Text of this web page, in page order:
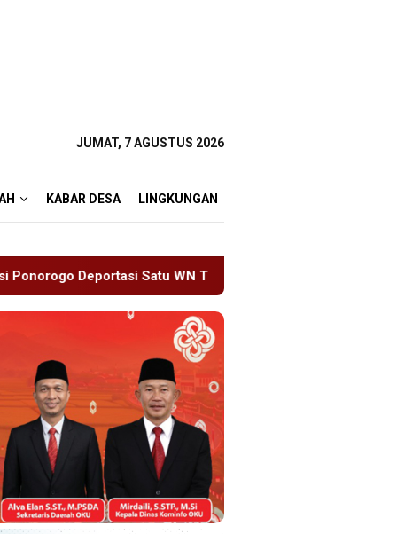
JUMAT, 7 AGUSTUS 2026
KABAR DESA LINGKUNGAN
Tiongkok Salahgunakan Ijin Tinggal